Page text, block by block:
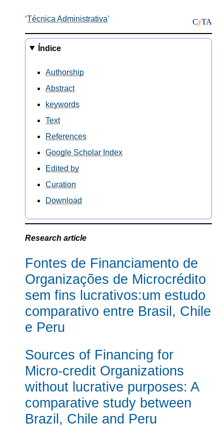
CyTA
Técnica Administrativa
Índice
Authorship
Abstract
keywords
Text
References
Google Scholar Index
Edited by
Curation
Download
Research article
Fontes de Financiamento de
Organizações de Microcrédito
sem fins lucrativos:um estudo
comparativo entre Brasil, Chile
e Peru
Sources of Financing for
Micro-credit Organizations
without lucrative purposes: A
comparative study between
Brazil, Chile and Peru